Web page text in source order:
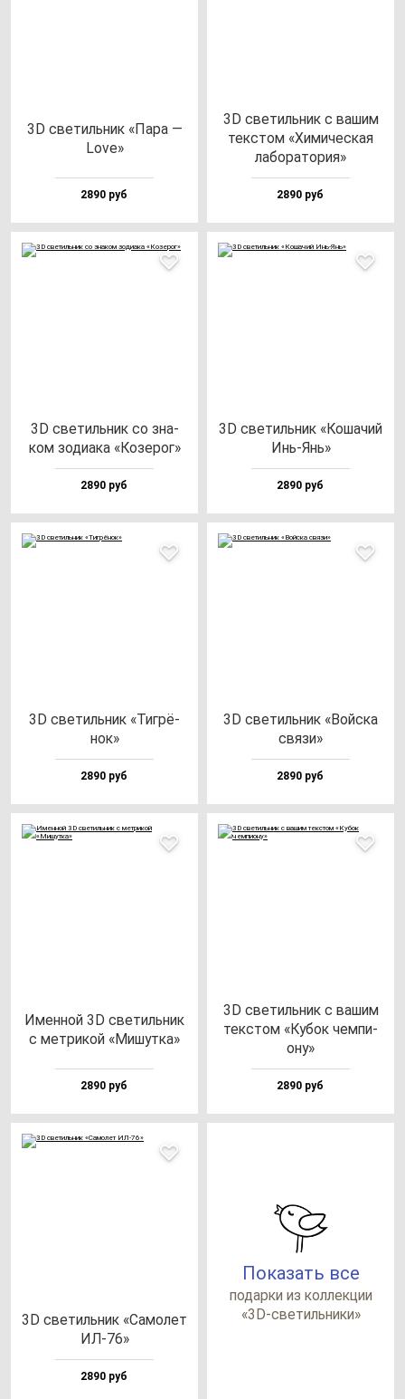
3D све­тиль­ник «Пара —
Love»
2890 руб
3D све­тиль­ник с ва­шим
тек­стом «Хими­чес­кая
ла­бо­ра­то­рия»
2890 руб
3D све­тиль­ник со зна­
ком зо­ди­ака «Козе­рог»
2890 руб
3D све­тиль­ник «Коша­чий
Инь-Янь»
2890 руб
3D све­тиль­ник «Тиг­рё­
нок»
2890 руб
3D све­тиль­ник «Вой­ска
свя­зи»
2890 руб
Имен­ной 3D све­тиль­ник
с мет­ри­кой «Мишут­ка»
2890 руб
3D све­тиль­ник с ва­шим
тек­стом «Кубок чем­пи­
ону»
2890 руб
3D све­тиль­ник «Само­лет
ИЛ-76»
2890 руб
Показать все
по­дар­ки из кол­лек­ции
«3D-све­тиль­ни­ки»